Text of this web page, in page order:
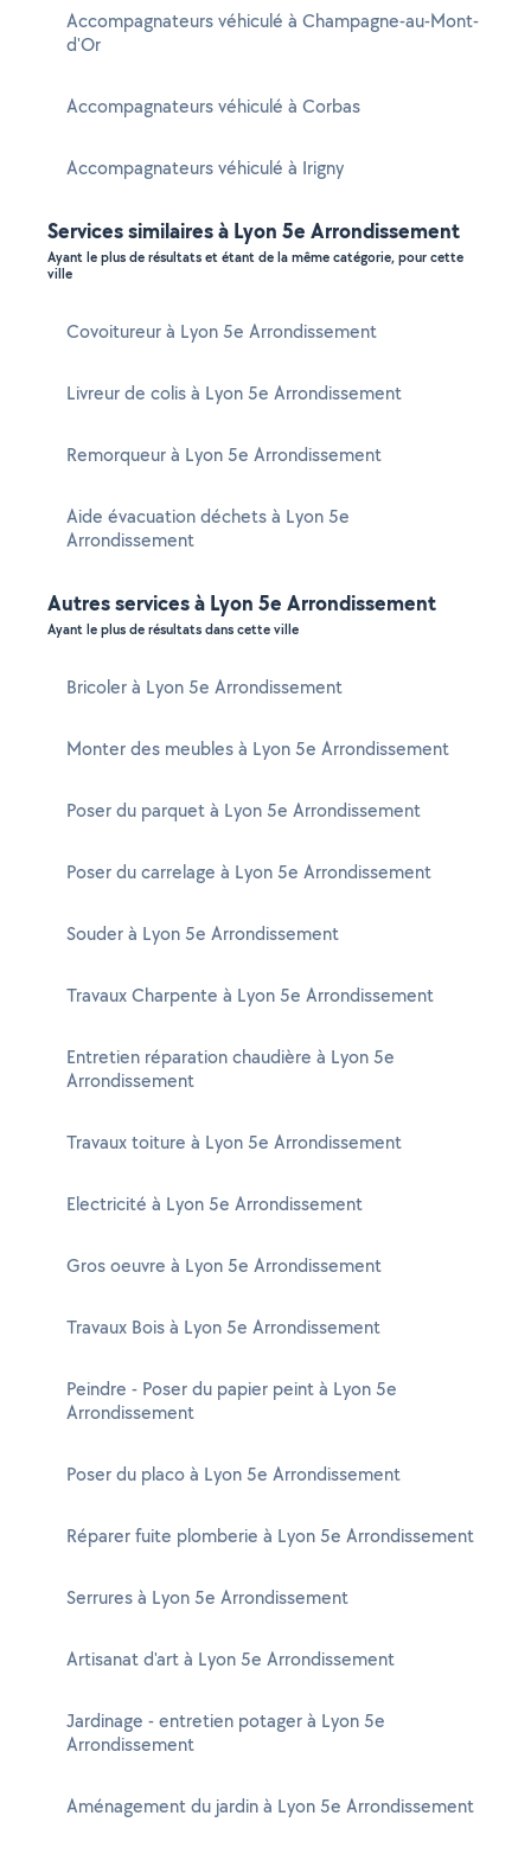
Accompagnateurs véhiculé à Champagne-au-Mont-
d'Or
Accompagnateurs véhiculé à Corbas
Accompagnateurs véhiculé à Irigny
Services similaires à Lyon 5e Arrondissement
Ayant le plus de résultats et étant de la même catégorie, pour cette
ville
Covoitureur à Lyon 5e Arrondissement
Livreur de colis à Lyon 5e Arrondissement
Remorqueur à Lyon 5e Arrondissement
Aide évacuation déchets à Lyon 5e
Arrondissement
Autres services à Lyon 5e Arrondissement
Ayant le plus de résultats dans cette ville
Bricoler à Lyon 5e Arrondissement
Monter des meubles à Lyon 5e Arrondissement
Poser du parquet à Lyon 5e Arrondissement
Poser du carrelage à Lyon 5e Arrondissement
Souder à Lyon 5e Arrondissement
Travaux Charpente à Lyon 5e Arrondissement
Entretien réparation chaudière à Lyon 5e
Arrondissement
Travaux toiture à Lyon 5e Arrondissement
Electricité à Lyon 5e Arrondissement
Gros oeuvre à Lyon 5e Arrondissement
Travaux Bois à Lyon 5e Arrondissement
Peindre - Poser du papier peint à Lyon 5e
Arrondissement
Poser du placo à Lyon 5e Arrondissement
Réparer fuite plomberie à Lyon 5e Arrondissement
Serrures à Lyon 5e Arrondissement
Artisanat d'art à Lyon 5e Arrondissement
Jardinage - entretien potager à Lyon 5e
Arrondissement
Aménagement du jardin à Lyon 5e Arrondissement